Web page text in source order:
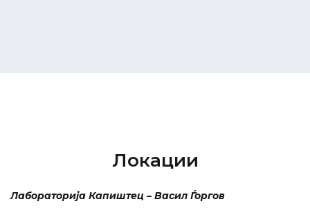
Локации
Лабораторија Капиштец – Васил Ѓоргов